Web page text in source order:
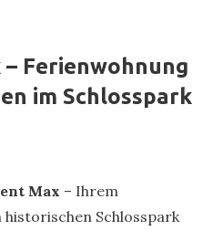
Ferienwohnung
im Schlosspark
Max – Ihrem
historischen Schlosspark